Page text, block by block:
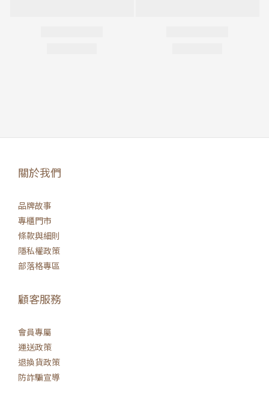
關於我們
品牌故事
專櫃門市
條款與細則
隱私權政策
部落格專區
顧客服務
會員專屬
運送政策
退換貨政策
防詐騙宣導